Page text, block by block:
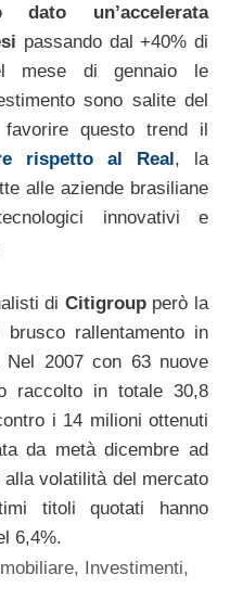
dato un’accelerata
passando dal +40% di
mese di gennaio le
sono salite del
questo trend il
rispetto al Real, la
alle aziende brasiliane
innovativi e
di Citigroupperò la
brusco rallentamento in
2007 con 63 nuove
raccolto in totale 30,8
i 14 milioni ottenuti
da metà dicembre ad
volatilità del mercato
titoli quotati hanno
6,4%.
, Investimenti,